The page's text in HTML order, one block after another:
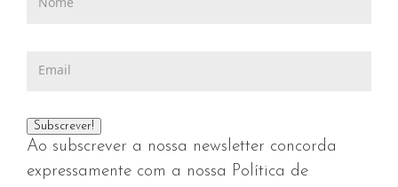
Ao subscrever a nossa newsletter concorda
expressamente com a nossa Política de